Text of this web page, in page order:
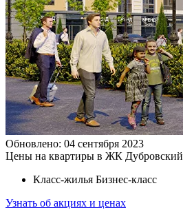
Обновлено: 04 сентября 2023
Цены на квартиры в ЖК Дубровский
Класс-жилья Бизнес-класс
Узнать об акциях и ценах